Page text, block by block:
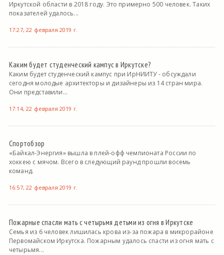
Иркутской области в 2018 году. Это примерно 500 человек. Таких
показателей удалось...
17:27, 22 февраля 2019 г.
Каким будет студенческий кампус в Иркутске?
Каким будет студенческий кампус при ИрНИИТУ - обсуждали
сегодня молодые архитекторы и дизайнеры из 14 стран мира.
Они представили...
17:14, 22 февраля 2019 г.
Спортобзор
«Байкал-Энергия» вышла в плей-офф чемпионата России по
хоккею с мячом. Всего в следующий раунд прошли восемь
команд.
16:57, 22 февраля 2019 г.
Пожарные спасли мать с четырьмя детьми из огня в Иркутске
Семья из 6 человек лишилась крова из-за пожара в микрорайоне
Первомайском Иркутска. Пожарным удалось спасти из огня мать с
четырьмя...